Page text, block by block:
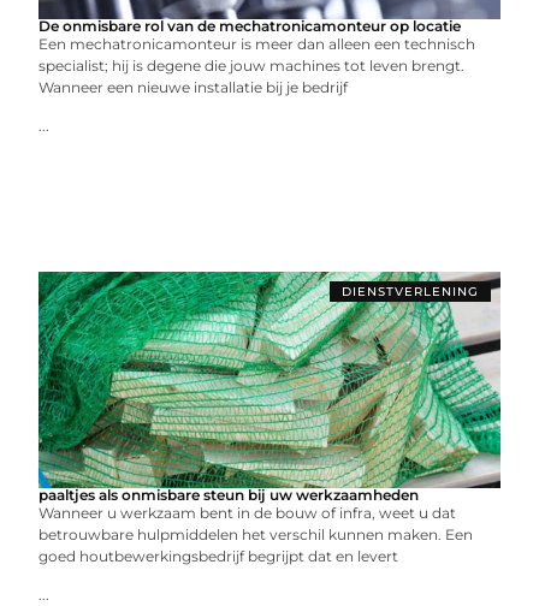
De onmisbare rol van de mechatronicamonteur op locatie
Een mechatronicamonteur is meer dan alleen een technisch
specialist; hij is degene die jouw machines tot leven brengt.
Wanneer een nieuwe installatie bij je bedrijf
...
DIENSTVERLENING
paaltjes als onmisbare steun bij uw werkzaamheden
Wanneer u werkzaam bent in de bouw of infra, weet u dat
betrouwbare hulpmiddelen het verschil kunnen maken. Een
goed houtbewerkingsbedrijf begrijpt dat en levert
...